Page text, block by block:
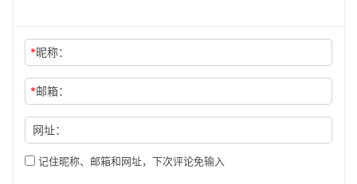
*昵称：
*邮箱：
网址：
记住昵称、邮箱和网址，下次评论免输入